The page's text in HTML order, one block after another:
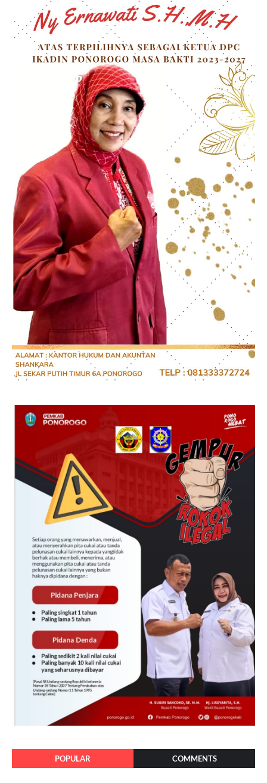
POPULAR COMMENTS